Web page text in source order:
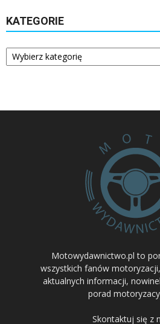
KATEGORIE
Kategorie
Motowydawnictwo.pl to
wszystkich fanów
aktualnych informacji,
porad
Skontaktuj się z